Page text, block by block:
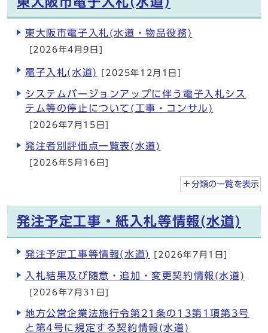
東大阪市電子入札(水道・物品役務)
[2026年4月9日]
電子入札(水道) [2025年12月1日]
システムバージョンアップに伴う電子入札シス
テム等の停止について(工事・コンサル)
[2026年7月15日]
発注者別評価点一覧表(水道)
[2026年5月16日]
分類の一覧を表示
発注予定工事・紙入札等情報(水道)
発注予定工事等情報(水道) [2026年7月1日]
入札結果及び随意・追加・変更契約情報(水道)
[2026年7月31日]
地方公営企業法施行令第21条の13第1項第3号
と第4号に規定する契約情報(水道)